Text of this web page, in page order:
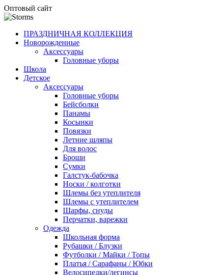
Оптовый сайт
ПРАЗДНИЧНАЯ КОЛЛЕКЦИЯ
Новорожденные
Аксессуары
Головные уборы
Школа
Детское
Аксессуары
Головные уборы
Бейсболки
Панамы
Косынки
Повязки
Летние шляпы
Для волос
Броши
Сумки
Галстук-бабочка
Носки / колготки
Шлемы без утеплителя
Шлемы с утеплителем
Шарфы, снуды
Перчатки, варежки
Одежда
Школьная форма
Рубашки / Блузки
Футболки / Майки / Топы
Платья / Сарафаны / Юбки
Велосипедки/легинсы